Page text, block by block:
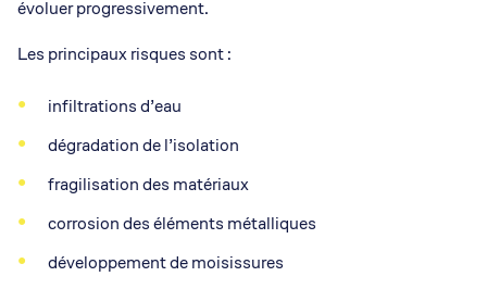
évoluer progressivement.
Les principaux risques sont :
infiltrations d’eau
dégradation de l’isolation
fragilisation des matériaux
corrosion des éléments métalliques
développement de moisissures